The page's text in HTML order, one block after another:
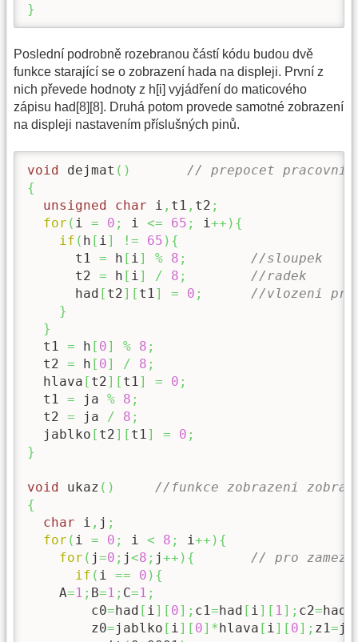
}
Poslední podrobně rozebranou částí kódu budou dvě
funkce starající se o zobrazení hada na displeji. První z
nich převede hodnoty z h[i] vyjádření do maticového
zápisu had[8][8]. Druhá potom provede samotné zobrazení
na displeji nastavením příslušných pinů.
void dejmat ( )
// prepocet
{
unsigned
char i , t1 , t2 ;
for ( i = 0 ; i <= 65 ; i ++ ) {
if ( h [ i ] != 65 ) {
      t1
= h [ i ] % 8 ;
//sloupek
      t2
= h [ i ] / 8 ;
//radek
      had
[ t2] [ t1 ] = 0 ;
//vlozeni
}
}
  t1
= h [ 0] % 8 ;
  t2
= h [ 0] / 8 ;
  hlava
[ t2] [ t1 ] = 0 ;
  t1
= ja % 8 ;
  t2
= ja / 8 ;
  jablko
[ t2] [ t1 ] = 0 ;
}
void ukaz ( )
//funkce zobrazeni
{
char i , j ;
for ( i = 0 ; i < 8 ; i ++ ) {
for ( j=0 ; j<8 ; j++ ) {
// pro
if ( i == 0 ) {
    A
=1 ; B=1 ; C=1 ;
        c0
=had [ i ] [ 0] ; c1=had [ i ] [ 1 ] ; c2=had
        z0
=jablko [ i ] [ 0] *hlava [ i ] [ 0] ; z1=